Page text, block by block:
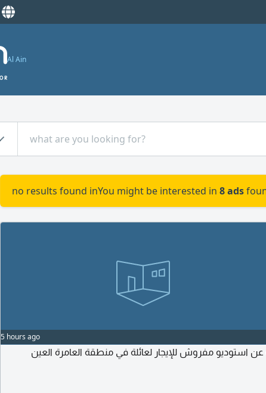
Al Ain
no results found inYou might be interested in 8 ads
5 hours ago
استوديو مفروش للإيجار لعائلة في منطقة العامرة العين